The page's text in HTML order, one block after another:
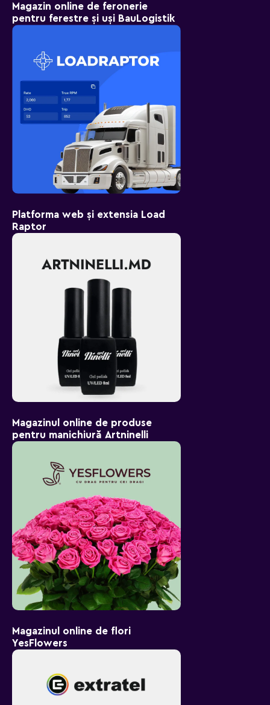
Magazin online de feronerie
pentru ferestre și uși BauLogistik
Platforma web și extensia Load
Raptor
Magazinul online de produse
pentru manichiură Artninelli
Magazinul online de flori
YesFlowers